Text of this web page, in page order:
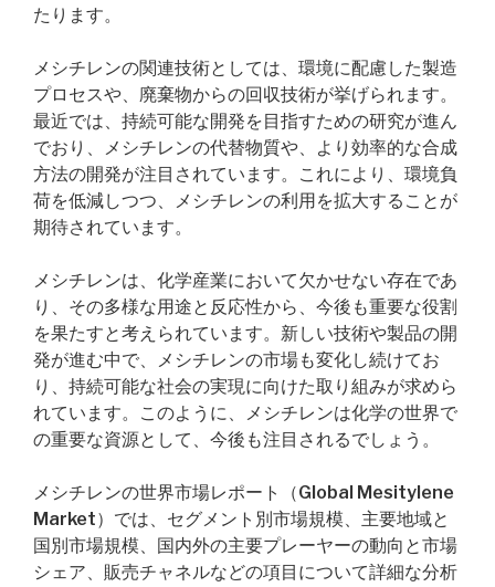
たります。
メシチレンの関連技術としては、環境に配慮した製造
プロセスや、廃棄物からの回収技術が挙げられます。
最近では、持続可能な開発を目指すための研究が進ん
でおり、メシチレンの代替物質や、より効率的な合成
方法の開発が注目されています。これにより、環境負
荷を低減しつつ、メシチレンの利用を拡大することが
期待されています。
メシチレンは、化学産業において欠かせない存在であ
り、その多様な用途と反応性から、今後も重要な役割
を果たすと考えられています。新しい技術や製品の開
発が進む中で、メシチレンの市場も変化し続けてお
り、持続可能な社会の実現に向けた取り組みが求めら
れています。このように、メシチレンは化学の世界で
の重要な資源として、今後も注目されるでしょう。
メシチレンの世界市場レポート（Global Mesitylene
Market）では、セグメント別市場規模、主要地域と
国別市場規模、国内外の主要プレーヤーの動向と市場
シェア、販売チャネルなどの項目について詳細な分析